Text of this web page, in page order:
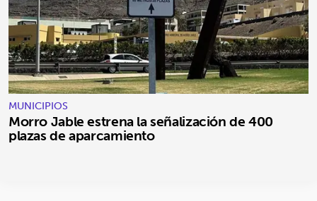
MUNICIPIOS
Morro Jable estrena la señalización de 400
plazas de aparcamiento